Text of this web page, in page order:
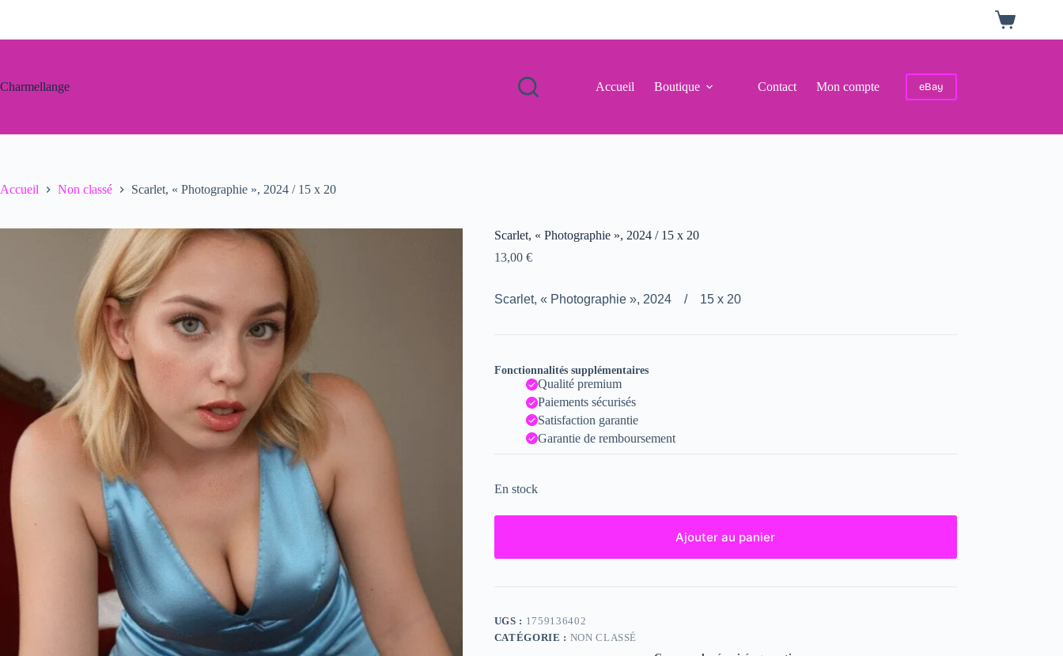
Panier
d’achat
Charmellange Accueil Boutique Contact Mon compte eBay
Accueil Non classé Scarlet, « Photographie », 2024 / 15 x 20
Scarlet, « Photographie », 2024 / 15 x 20
13,00 €
Scarlet, « Photographie », 2024 / 15 x 20
Fonctionnalités supplémentaires
Qualité premium
Paiements sécurisés
Satisfaction garantie
Garantie de remboursement
En stock
Ajouter au panier
UGS : 1759136402
CATÉGORIE : NON CLASSÉ